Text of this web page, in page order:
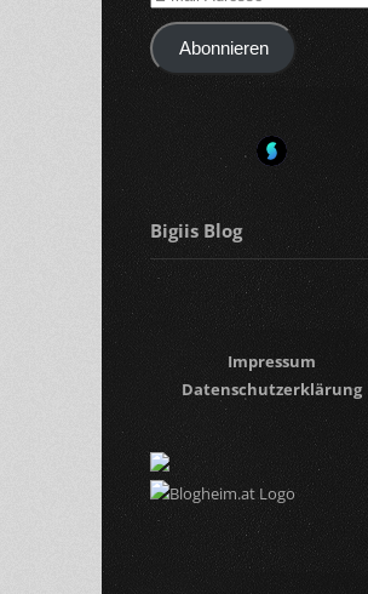
Mail-
AdresseAbonnieren
Bigiis Blog
Impressum
Datenschutzerklärung